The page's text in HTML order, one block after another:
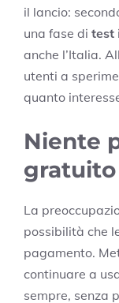
il lancio:
una fase di test
anche l’Italia.
utenti a
quanto
Niente
La
possibilità che
pagamento.
continuare a
sempre, senza